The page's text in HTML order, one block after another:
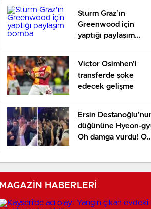
Sturm Graz’ın
Greenwood için
yaptığı paylaşım
Victor Osimhen’i
transferde şoke
edecek gelişme
Ersin
düğününe Hyeon-
Oh damga vurdu! O
MAGAZİN HABERLERİ